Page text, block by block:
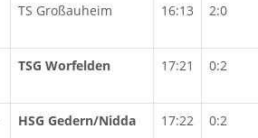
TS Großauheim 16:13 2:0
TSG Worfelden 17:21 0:2
HSG Gedern/Nidda 17:22 0:2